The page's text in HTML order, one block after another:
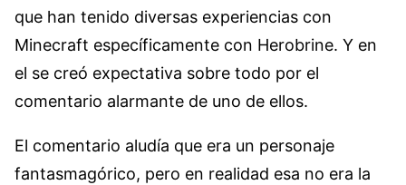
que han tenido diversas experiencias con
Minecraft específicamente con Herobrine. Y en
el se creó expectativa sobre todo por el
comentario alarmante de uno de ellos.
El comentario aludía que era un personaje
fantasmagórico, pero en realidad esa no era la